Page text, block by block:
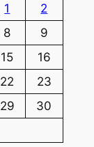
1
2
8
9
15
16
22
23
29
30